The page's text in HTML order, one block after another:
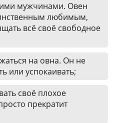
мужчинами. Овен
любимым,
всё своё свободное
на овна. Он не
или успокаивать;
своё плохое
прекратит